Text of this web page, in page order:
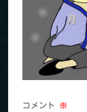
コメント ※